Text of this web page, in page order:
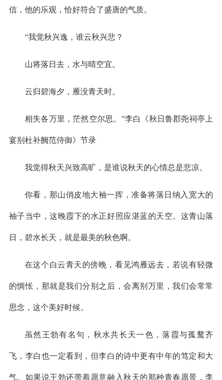
信，他的乐观，恰好符合了盛唐的气质。
“我觉秋兴逸，谁云秋兴悲？
山将落日去，水与晴空宜。
云归碧海夕，雁没青天时。
相失各万里，茫然空尔思。”李白《秋日鲁郡尧祠亭上
宴别杜补阙范侍御》节录
我觉得秋天兴致高旷，是谁说秋天的心情总是悲凉。
你看，那山俏皮地大袖一挥，准备将落日纳入宽大的
袖子当中，这晚霞下的水正好照应湛蓝的天空。这青山落
日，碧水长天，就是最美的秋色啊。
在这个白云青天的傍晚，看见鸿雁远去，若说有轻微
的惆怅，那就是我们分别之后，会离别万里，我们会常常
思念，这个美好时候。
虽然王勃有名句，秋水共长天一色，落霞与孤鹜齐
飞，李白也一定看到，但李白的诗中更有中年的笃定和大
气。如果说王勃还带着愿意融入秋天的那种青春愿景，李